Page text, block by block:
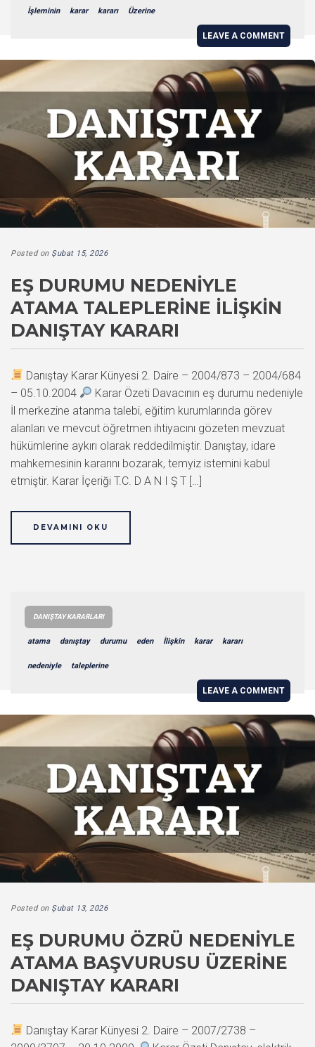
İşleminin karar kararı Üzerine
LEAVE A COMMENT
Posted on Şubat 15, 2026
EŞ DURUMU NEDENIYLE
ATAMA TALEPLERINE İLIŞKIN
DANIŞTAY KARARI
Danıştay Karar Künyesi 2. Daire – 2004/873 – 2004/684
– 05.10.2004
Karar Özeti Davacının eş durumu nedeniyle
İl merkezine atanma talebi, eğitim kurumlarında görev
alanları ve mevcut öğretmen ihtiyacını gözeten mevzuat
hükümlerine aykırı olarak reddedilmiştir. Danıştay, idare
mahkemesinin kararını bozarak, temyiz istemini kabul
etmiştir. Karar İçeriği T.C. D A N I Ş T […]
DEVAMINI OKU
DANIŞTAY KARARLARI
atama danıştay durumu eden İlişkin karar kararı
nedeniyle taleplerine
LEAVE A COMMENT
Posted on Şubat 13, 2026
EŞ DURUMU ÖZRÜ NEDENIYLE
ATAMA BAŞVURUSU ÜZERINE
DANIŞTAY KARARI
Danıştay Karar Künyesi 2. Daire – 2007/2738 –